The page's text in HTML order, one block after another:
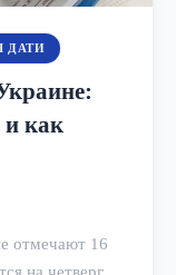
ДАТИ
и как
отмечают 16
на четверг.